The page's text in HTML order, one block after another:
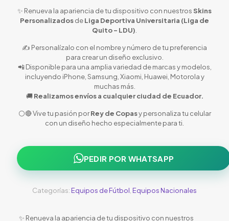
✨ Renueva la apariencia de tu dispositivo con nuestros Skins
PersonalizadosdeLiga Deportiva Universitaria (Liga de
Quito – LDU)
✍️ Personalízalo con el nombre y número de tu preferencia
para crear un diseño exclusivo.
📲 Disponible para una amplia variedad de marcas y modelos,
incluyendo iPhone, Samsung, Xiaomi, Huawei, Motorola y
muchas más.
🚚Realizamos envíos a cualquier ciudad de Ecuador.
⚪🔴 Vive tu pasión porRey de Copasy personaliza tu celular
con un diseño hecho especialmente para ti.
PEDIR POR WHATSAPP
Categorías: Equipos de Fútbol Equipos Nacionales
✨ Renueva la apariencia de tu dispositivo con nuestros